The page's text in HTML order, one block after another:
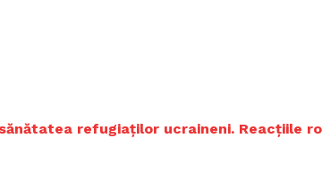
refugiaților ucraineni. Reacțiile